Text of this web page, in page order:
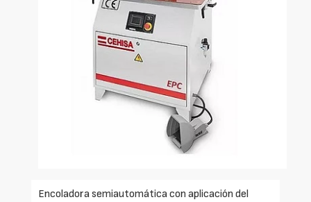
Encoladora semiautomática con aplicación del